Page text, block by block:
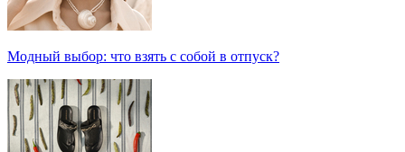
Модный выбор: что взять с собой в отпуск?